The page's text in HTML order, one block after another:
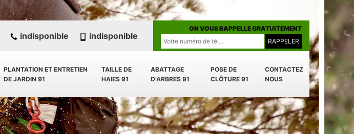
PLANTATION ET ENTRETIEN
DE JARDIN 91
TAILLE DE
HAIES 91
ABATTAGE
D'ARBRES 91
POSE DE
CLÔTURE 91
CONTACTEZ
NOUS
indisponible indisponible
ON VOUS RAPPELLE GRATUITEMENT